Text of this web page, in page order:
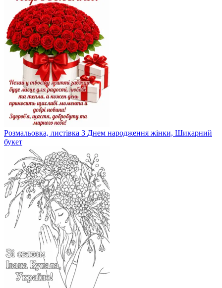
Розмальовка, листівка З Днем народження жінки, Шикарний
букет